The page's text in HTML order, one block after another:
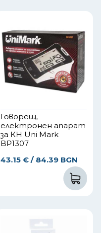
Говорещ,
електронен апарат
за КН Uni Mark
BP1307
43.15 € / 84.39 BGN